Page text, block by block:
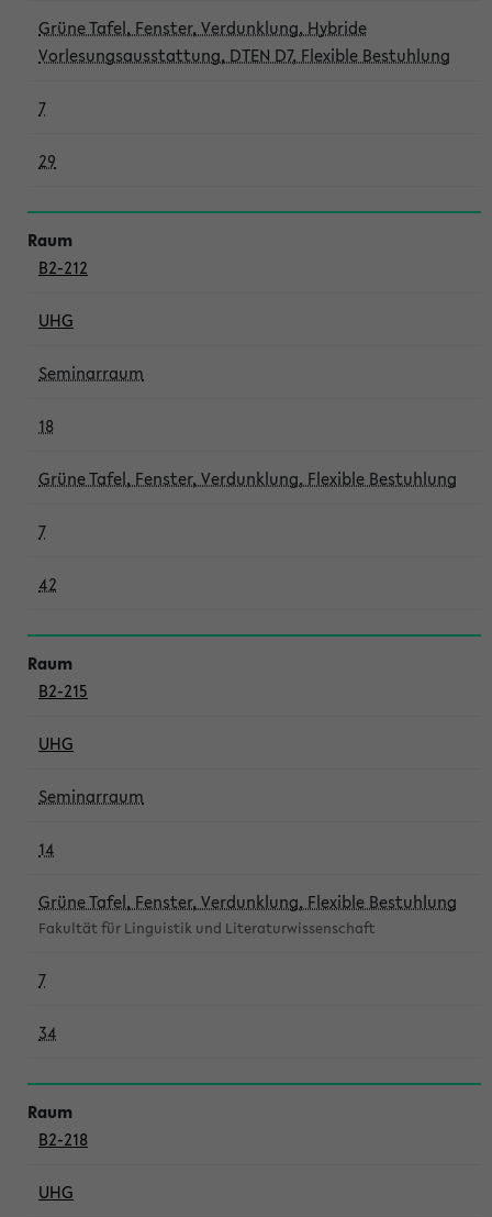
Grüne Tafel, Fenster, Verdunklung, Hybride
Vorlesungsausstattung, DTEN D7, Flexible Bestuhlung
7
29
B2-212
UHG
Seminarraum
18
Grüne Tafel, Fenster, Verdunklung, Flexible Bestuhlung
7
42
B2-215
UHG
Seminarraum
14
Grüne Tafel, Fenster, Verdunklung, Flexible Bestuhlung
Fakultät für Linguistik und Literaturwissenschaft
7
34
B2-218
UHG